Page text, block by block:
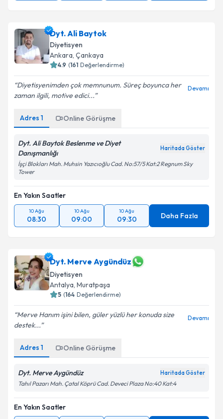
Dyt. Ali Baytok
Diyetisyen
Ankara, Çankaya
4.9 (161 Değerlendirme)
Diyetisyenimden çok memnunum. Süreç boyunca her
zaman ilgili, motive edici...
Devamı
Adres 1 Online Görüşme
Dyt. Ali Baytok Beslenme ve Diyet
Danışmanlığı
Haritada Göster
İşçi Blokları Mah. Muhsin Yazıcıoğlu Cad. No:57/5 Kat:2 Regnum Sky
Tower
En Yakın Saatler
10 Ağu
08:30
10 Ağu
09:00
10 Ağu
09:30 Daha Fazla
Dyt. Merve Aygündüz
Diyetisyen
Antalya, Muratpaşa
5 (164 Değerlendirme)
Merve Hanım işini bilen, güler yüzlü her konuda size
destek...
Devamı
Adres 1 Online Görüşme
Dyt. Merve Aygündüz Haritada Göster
Tahıl Pazarı Mah. Çatal Köprü Cad. Deveci Plaza No:40 Kat:4
En Yakın Saatler